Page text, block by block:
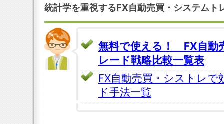
統計学を重視するFX自動売買・システムト
無料で使える！ FX自動
レード戦略比較一覧表
FX自動売買・シストレで
ド手法一覧